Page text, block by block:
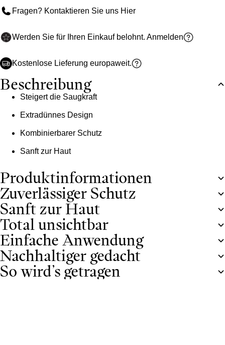
Fragen? Kontaktieren Sie uns Hier
Werden Sie für Ihren Einkauf belohnt. Anmelden
Kostenlose Lieferung europaweit.
Beschreibung
Steigert die Saugkraft
Extradünnes Design
Kombinierbarer Schutz
Sanft zur Haut
Produktinformationen
Zuverlässiger Schutz
Sanft zur Haut
Total unsichtbar
Einfache Anwendung
Nachhaltiger gedacht
So wird’s getragen